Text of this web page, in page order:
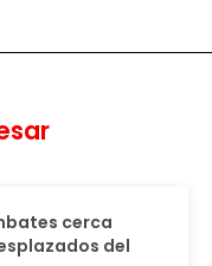
cerca
del